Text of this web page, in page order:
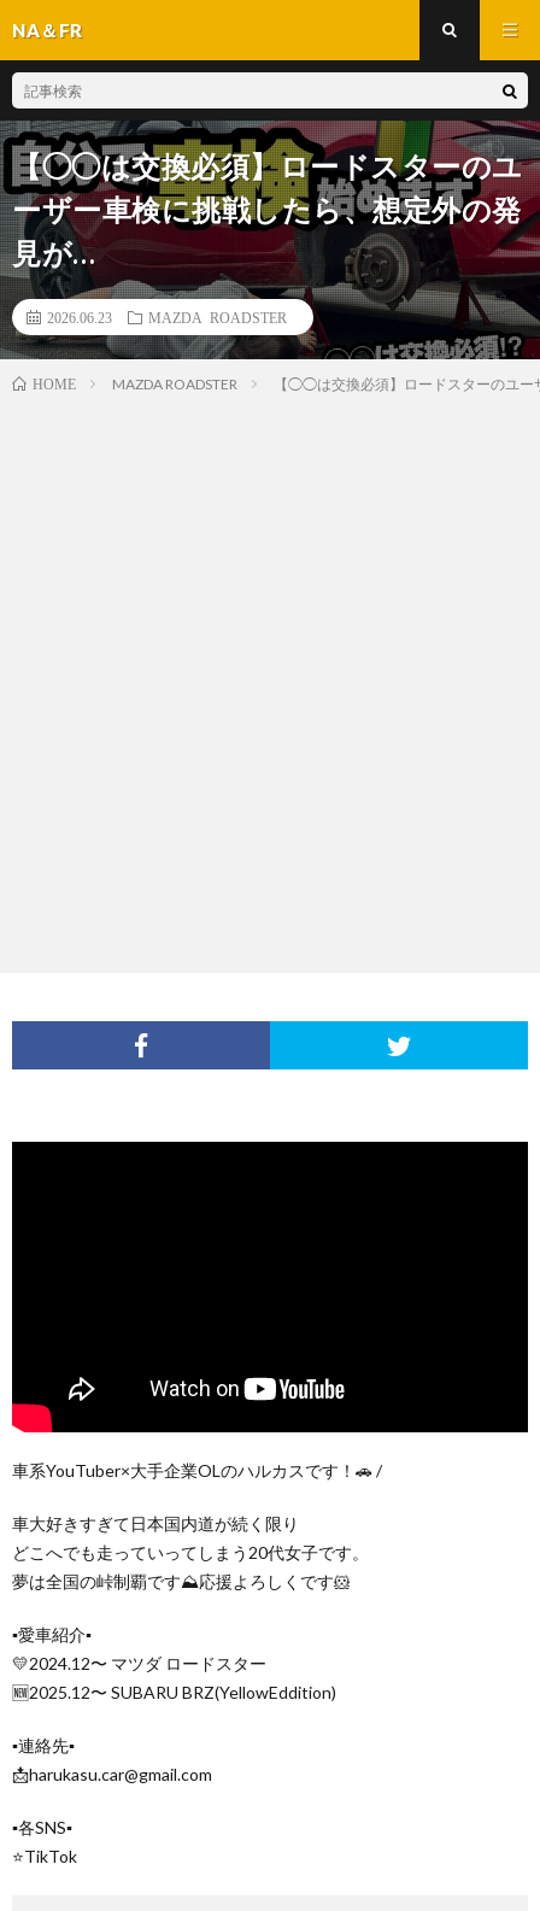
NA＆FR
【◯◯は交換必須】ロードスターのユ
ーザー車検に挑戦したら、想定外の発
見が…
2026.06.23 MAZDA ROADSTER
HOME MAZDA ROADSTER 【◯◯は交換必須】ロードスターのユ
車系YouTuber×大手企業OLのハルカスです！🚗 /
車大好きすぎて日本国内道が続く限り
どこへでも走っていってしまう20代女子です。
夢は全国の峠制覇です⛰️応援よろしくです🐹
▪︎愛車紹介▪︎
💛2024.12〜 マツダ ロードスター
🆕2025.12〜 SUBARU BRZ(YellowEddition)
▪︎連絡先▪︎
📩harukasu.car@gmail.com
▪︎各SNS▪︎
⭐️TikTok